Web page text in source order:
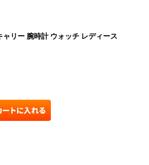
リー 腕時計 ウォッチ レディース